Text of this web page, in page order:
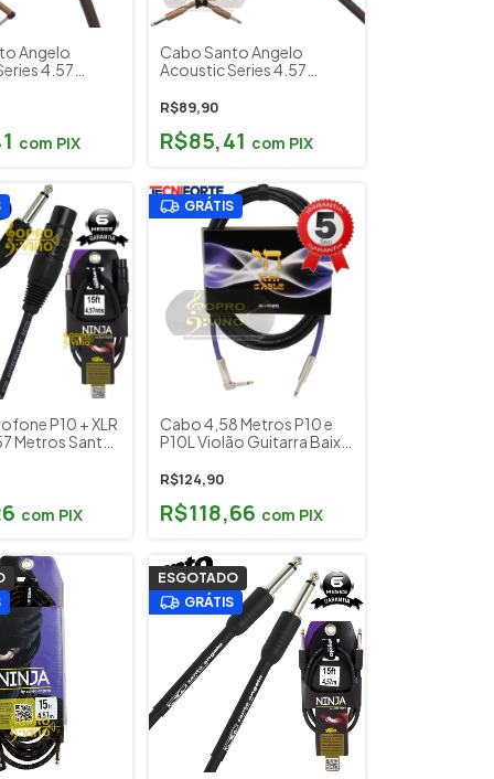
Angelo
4.57
Leve
com PIX
Cabo Santo Angelo
Acoustic Series 4.57
Guitarra Baixo Leve
R$89,90
R$85,41 com PIX
P10 + XLR
Metros Santo
com PIX
GRÁTIS
Cabo 4,58 Metros P10 e
P10L Violão Guitarra Baixo
R$124,90
R$118,66 com PIX
ESGOTADO
GRÁTIS